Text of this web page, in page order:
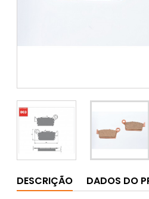
DESCRIÇÃO DADOS DO